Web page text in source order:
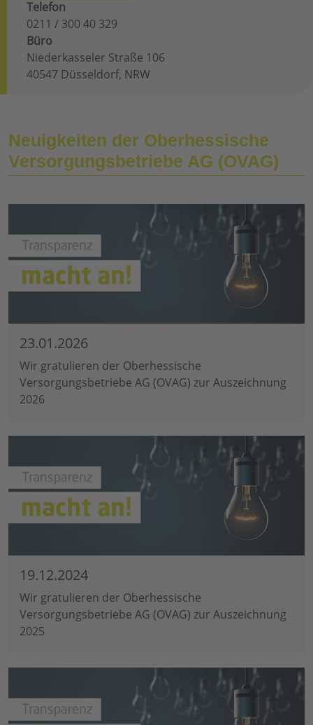
Telefon
0211 / 300 40 329
Büro
Niederkasseler Straße 106
40547 Düsseldorf, NRW
Neuigkeiten der Oberhessische
Versorgungsbetriebe AG (OVAG)
23.01.2026
Wir gratulieren der Oberhessische
Versorgungsbetriebe AG (OVAG) zur Auszeichnung
2026
19.12.2024
Wir gratulieren der Oberhessische
Versorgungsbetriebe AG (OVAG) zur Auszeichnung
2025